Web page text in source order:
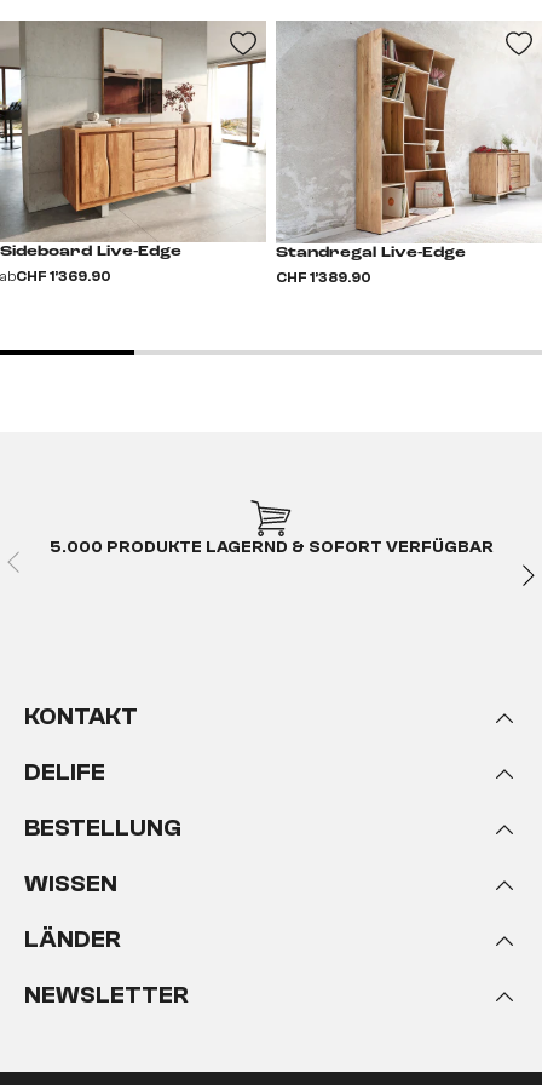
Sideboard Live-Edge
abCHF 1’369.90
Standregal Live-Edge
CHF 1’389.90
5.000 PRODUKTE LAGERND & SOFORT VERFÜGBAR
KONTAKT
DELIFE
BESTELLUNG
WISSEN
LÄNDER
NEWSLETTER